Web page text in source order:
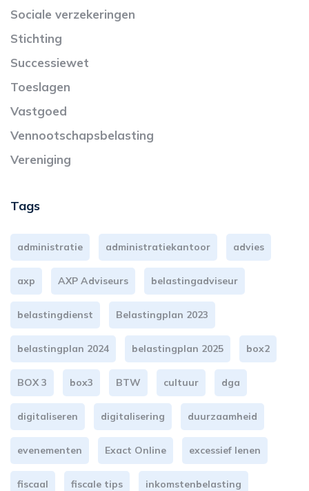
Sociale verzekeringen
Stichting
Successiewet
Toeslagen
Vastgoed
Vennootschapsbelasting
Vereniging
Tags
administratie administratiekantoor advies
axp AXP Adviseurs belastingadviseur
belastingdienst Belastingplan 2023
belastingplan 2024 belastingplan 2025 box2
BOX 3 box3 BTW cultuur dga
digitaliseren digitalisering duurzaamheid
evenementen Exact Online excessief lenen
fiscaal fiscale tips inkomstenbelasting